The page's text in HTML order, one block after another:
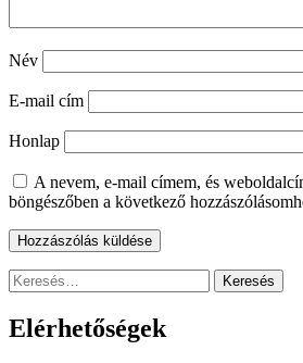
Név
E-mail cím
Honlap
A nevem, e-mail címem, és
böngészőben a következő
Keresés:
Elérhetőségek